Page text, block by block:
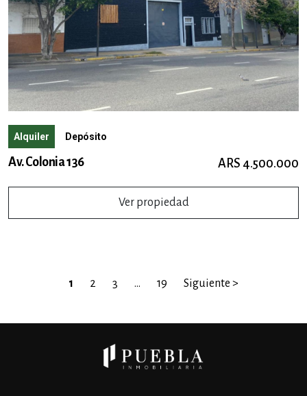
Alquiler Depósito
Av. Colonia 136 ARS 4.500.000
Ver propiedad
1 2 3 … 19 Siguiente >